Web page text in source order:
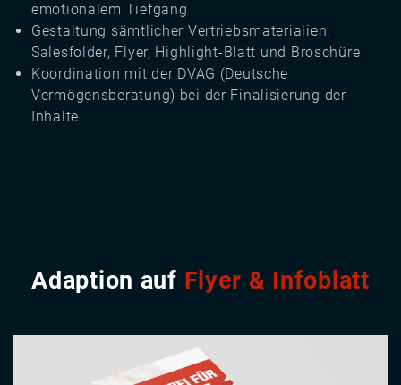
emotionalem Tiefgang
Gestaltung sämtlicher Vertriebsmaterialien:
Salesfolder, Flyer, Highlight-Blatt und Broschüre
Koordination mit der DVAG (Deutsche
Vermögensberatung) bei der Finalisierung der
Inhalte
Adaption auf Flyer & Infoblatt